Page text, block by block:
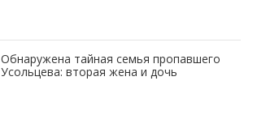
Обнаружена тайная семья пропавшего
Усольцева: вторая жена и дочь